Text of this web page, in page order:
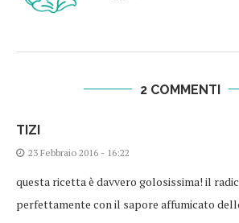
2 COMMENTI
TIZI
23 Febbraio 2016 - 16:22
questa ricetta è davvero golosissima! il
perfettamente con il sapore affumicato